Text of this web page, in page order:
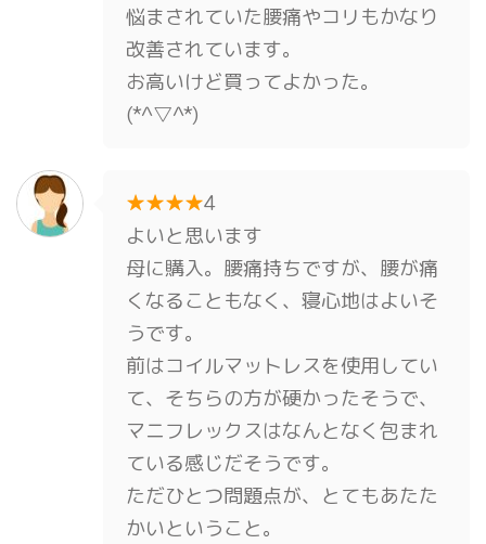
悩まされていた腰痛やコリもかなり
改善されています。
お高いけど買ってよかった。
(*^▽^*)
★★★★4
よいと思います
母に購入。腰痛持ちですが、腰が痛
くなることもなく、寝心地はよいそ
うです。
前はコイルマットレスを使用してい
て、そちらの方が硬かったそうで、
マニフレックスはなんとなく包まれ
ている感じだそうです。
ただひとつ問題点が、とてもあたた
かいということ。